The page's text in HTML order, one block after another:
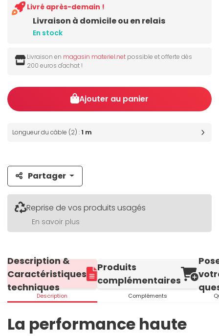
Livraison à domicile ou en relais
En stock
Livré après-demain !
Livraison en magasin materiel.net possible et offerte dès
200 euros d'achat !
Ajouter au panier
Longueur du câble (2) :1 m
Partager
Reprise de vos produits usagés
En savoir plus
Description &
Caractéristiques
techniques
Description
Produits
complémentaires
Compléments
La performance haute